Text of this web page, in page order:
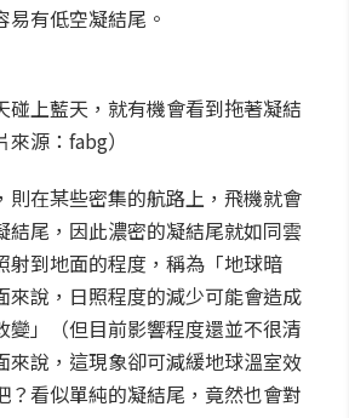
有低空凝結尾。
碰上藍天，就有機會看到拖著凝結
源：fabg）
則在某些密集的航路上，飛機就會
結尾，因此濃密的凝結尾就如同雲
射到地面的程度，稱為「地球暗
來說，日照程度的減少可能會造成
變」（但目前影響程度還並不很清
來說，這現象卻可減緩地球溫室效
？看似單純的凝結尾，竟然也會對